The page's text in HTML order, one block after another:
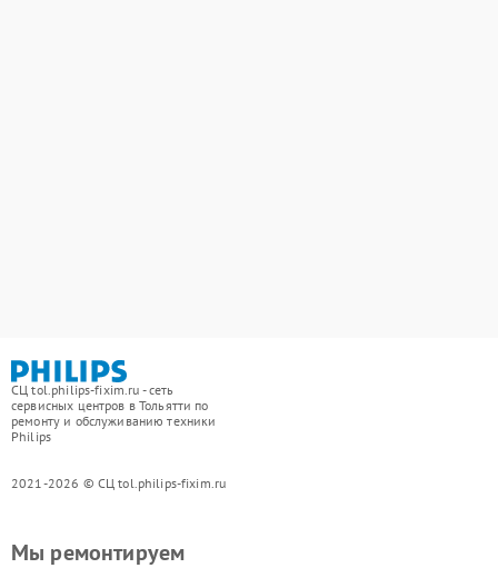
СЦ tol.philips-fixim.ru - сеть
сервисных центров в Тольятти по
ремонту и обслуживанию техники
Philips
2021-2026 © СЦ tol.philips-fixim.ru
Мы ремонтируем